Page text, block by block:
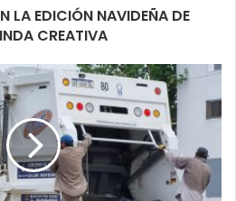
LA EDICIÓN NAVIDEÑA DE
CREATIVA